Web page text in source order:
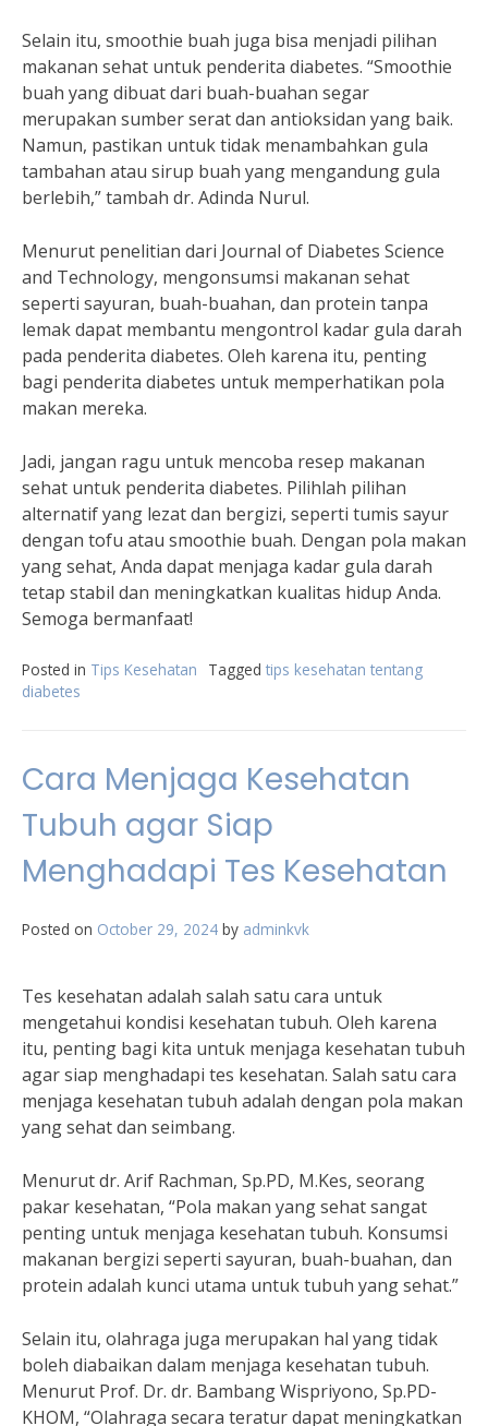
Selain itu, smoothie buah juga bisa menjadi pilihan
makanan sehat untuk penderita diabetes. “Smoothie
buah yang dibuat dari buah-buahan segar
merupakan sumber serat dan antioksidan yang baik.
Namun, pastikan untuk tidak menambahkan gula
tambahan atau sirup buah yang mengandung gula
berlebih,” tambah dr. Adinda Nurul.
Menurut penelitian dari Journal of Diabetes Science
and Technology, mengonsumsi makanan sehat
seperti sayuran, buah-buahan, dan protein tanpa
lemak dapat membantu mengontrol kadar gula darah
pada penderita diabetes. Oleh karena itu, penting
bagi penderita diabetes untuk memperhatikan pola
makan mereka.
Jadi, jangan ragu untuk mencoba resep makanan
sehat untuk penderita diabetes. Pilihlah pilihan
alternatif yang lezat dan bergizi, seperti tumis sayur
dengan tofu atau smoothie buah. Dengan pola makan
yang sehat, Anda dapat menjaga kadar gula darah
tetap stabil dan meningkatkan kualitas hidup Anda.
Semoga bermanfaat!
Posted in Tips Kesehatan Tagged tips kesehatan tentang
diabetes
Cara Menjaga Kesehatan
Tubuh agar Siap
Menghadapi Tes Kesehatan
Posted on October 29, 2024 by adminkvk
Tes kesehatan adalah salah satu cara untuk
mengetahui kondisi kesehatan tubuh. Oleh karena
itu, penting bagi kita untuk menjaga kesehatan tubuh
agar siap menghadapi tes kesehatan. Salah satu cara
menjaga kesehatan tubuh adalah dengan pola makan
yang sehat dan seimbang.
Menurut dr. Arif Rachman, Sp.PD, M.Kes, seorang
pakar kesehatan, “Pola makan yang sehat sangat
penting untuk menjaga kesehatan tubuh. Konsumsi
makanan bergizi seperti sayuran, buah-buahan, dan
protein adalah kunci utama untuk tubuh yang sehat.”
Selain itu, olahraga juga merupakan hal yang tidak
boleh diabaikan dalam menjaga kesehatan tubuh.
Menurut Prof. Dr. dr. Bambang Wispriyono, Sp.PD-
KHOM, “Olahraga secara teratur dapat meningkatkan